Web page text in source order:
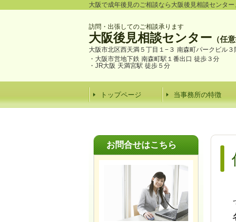
大阪で成年後見のご相談なら大阪後見相談センタ
訪問・出張してのご相談承ります
大阪後見相談センター （任
大阪市北区西天満５丁目１−３ 南森町パークビル
・大阪市営地下鉄 南森町駅１番出口 徒歩３分
・JR大阪 天満宮駅 徒歩５分
トップページ 当事務所の特徴
お問合せはこちら